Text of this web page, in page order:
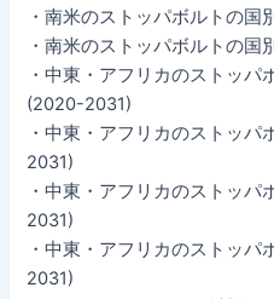
・南米のストッパボルトの
・南米のストッパボルトの
・中東・アフリカのストッパ
(2020-2031)
・中東・アフリカのストッ
2031)
・中東・アフリカのストッ
2031)
・中東・アフリカのストッ
2031)